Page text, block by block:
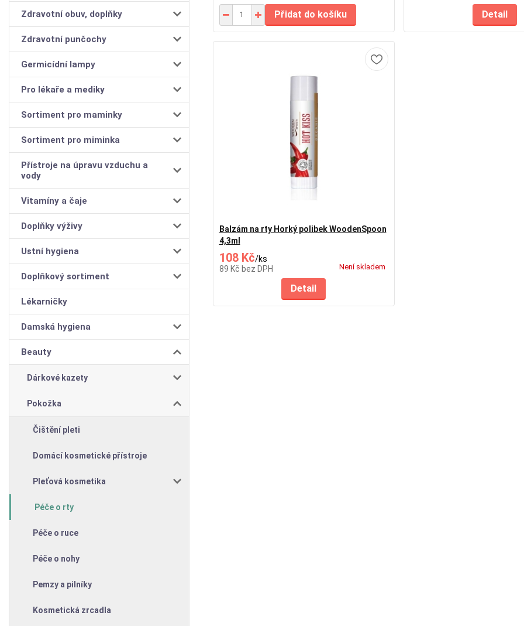
Zdravotní obuv, doplňky
Zdravotní punčochy
Germicídní lampy
Pro lékaře a mediky
Sortiment pro maminky
Sortiment pro miminka
Přístroje na úpravu vzduchu a
vody
Vitamíny a čaje
Doplňky výživy
Ustní hygiena
Doplňkový sortiment
Lékarničky
Damská hygiena
Beauty
Dárkové kazety
Pokožka
Čištění pleti
Domácí kosmetické přístroje
Pleťová kosmetika
Péče o rty
Péče o ruce
Péče o nohy
Pemzy a pilníky
Kosmetická zrcadla
Přidat do košíku Detail
Balzám na rty Horký polibek WoodenSpoon
4,3ml
108 Kč/ks
89 Kč bez DPH Není skladem
Detail